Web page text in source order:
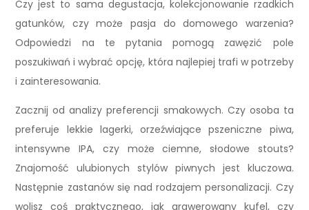
Czy jest to sama degustacja, kolekcjonowanie rzadkich
gatunków, czy może pasja do domowego warzenia?
Odpowiedzi na te pytania pomogą zawęzić pole
poszukiwań i wybrać opcję, która najlepiej trafi w potrzeby
i zainteresowania.
Zacznij od analizy preferencji smakowych. Czy osoba ta
preferuje lekkie lagerki, orzeźwiające pszeniczne piwa,
intensywne IPA, czy może ciemne, słodowe stouts?
Znajomość ulubionych stylów piwnych jest kluczowa.
Następnie zastanów się nad rodzajem personalizacji. Czy
wolisz coś praktycznego, jak grawerowany kufel, czy